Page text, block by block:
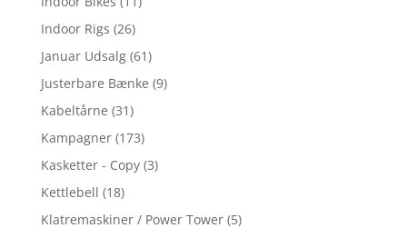
Indoor Rigs (26)
Januar Udsalg (61)
Justerbare Bænke (9)
Kabeltårne (31)
Kampagner (173)
Kasketter - Copy (3)
Kettlebell (18)
Klatremaskiner / Power Tower (5)